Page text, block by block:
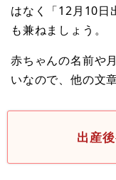
はなく「12月10日
も兼ねましょう。
赤ちゃんの名前や
いなので、他の文
出産